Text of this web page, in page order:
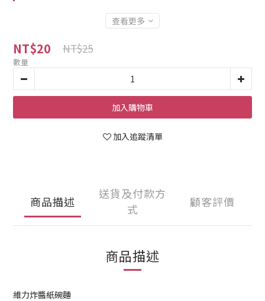
查看更多
NT$20 NT$25
數量
加入購物車
加入追蹤清單
商品描述
送貨及付款方
式
顧客評價
商品描述
維力炸醬紙碗麵